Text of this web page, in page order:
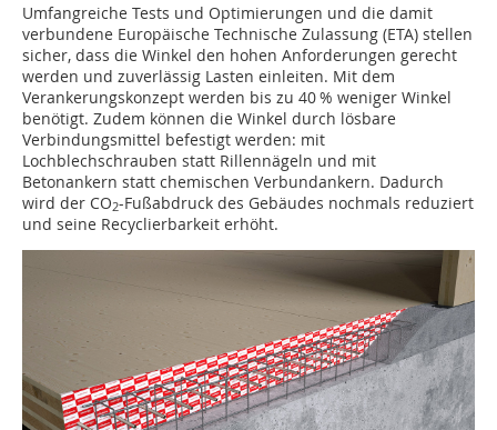
Umfangreiche Tests und Optimierungen und die damit
verbundene Europäische Technische Zulassung (ETA) stellen
sicher, dass die Winkel den hohen Anforderungen gerecht
werden und zuverlässig Lasten einleiten. Mit dem
Verankerungskonzept werden bis zu 40 % weniger Winkel
benötigt. Zudem können die Winkel durch lösbare
Verbindungsmittel befestigt werden: mit
Lochblechschrauben statt Rillennägeln und mit
Betonankern statt chemischen Verbundankern. Dadurch
wird der CO2-Fußabdruck des Gebäudes nochmals reduziert
und seine Recyclierbarkeit erhöht.